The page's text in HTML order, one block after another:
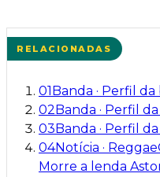
RELACIONADAS
01 Banda · Perfil da
02 Banda · Perfil
03 Banda · Perfil
04Notícia · Reggae
Morre a lenda